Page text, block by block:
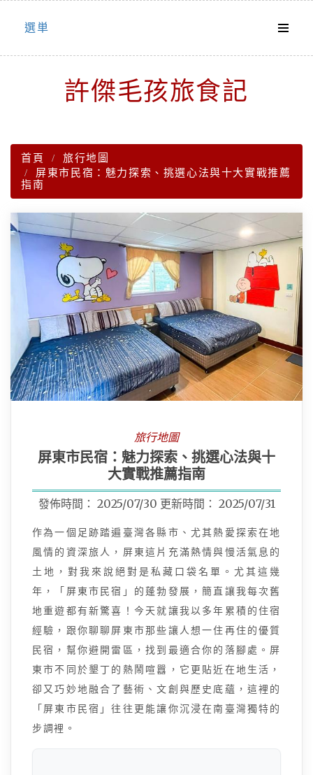
Skip
選単
許傑毛孩旅食記
首頁
旅行地圖
屏東市民宿：魅力探索、挑選心法與十大實戰推薦
指南
旅行地圖
屏東市民宿：魅力探索、挑選心法與十
大實戰推薦指南
發佈時間： 2025/07/30 更新時間： 2025/07/31
作為一個足跡踏遍臺灣各縣市、尤其熱愛探索在地
風情的資深旅人，屏東這片充滿熱情與慢活氣息的
土地，對我來說絕對是私藏口袋名單。尤其這幾
年，「屏東市民宿」的蓬勃發展，簡直讓我每次舊
地重遊都有新驚喜！今天就讓我以多年累積的住宿
經驗，跟你聊聊屏東市那些讓人想一住再住的優質
民宿，幫你避開雷區，找到最適合你的落腳處。屏
東市不同於墾丁的熱鬧喧囂，它更貼近在地生活，
卻又巧妙地融合了藝術、文創與歷史底蘊，這裡的
「屏東市民宿」往往更能讓你沉浸在南臺灣獨特的
步調裡。